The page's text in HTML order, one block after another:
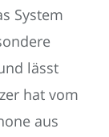
System
lässt
hat vom
aus